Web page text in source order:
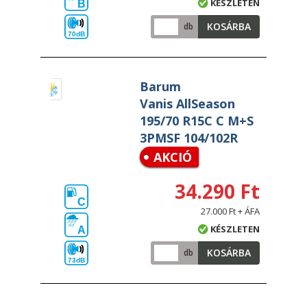
B
70dB
db KOSÁRBA
Barum
Vanis AllSeason
195/70 R15C C M+S
3PMSF 104/102R
AKCIÓ
C
A
73dB
34.290 Ft
27.000 Ft + ÁFA
KÉSZLETEN
db KOSÁRBA